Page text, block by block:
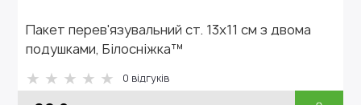
Пакет перев'язувальний ст. 13х11 см з двома
подушками, Білосніжка™
0 відгуків